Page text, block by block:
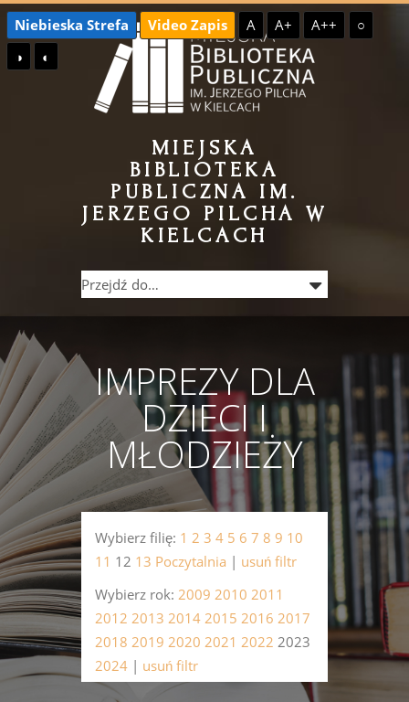
Przejdź
do
treści
Przejdź
do
menu
Niebieska Strefa Video Zapis A A+ A++
○
◑
◐
MIEJSKA
BIBLIOTEKA
PUBLICZNA IM.
JERZEGO PILCHA W
KIELCACH
IMPREZY DLA
DZIECI I
MŁODZIEŻY
Wybierz filię: 1 2 3 4 5 6 7 8 9 10
11 12 13 Poczytalnia | usuń filtr
Wybierz rok: 2009 2010 2011
2012 2013 2014 2015 2016 2017
2018 2019 2020 2021 2022 2023
2024 | usuń filtr